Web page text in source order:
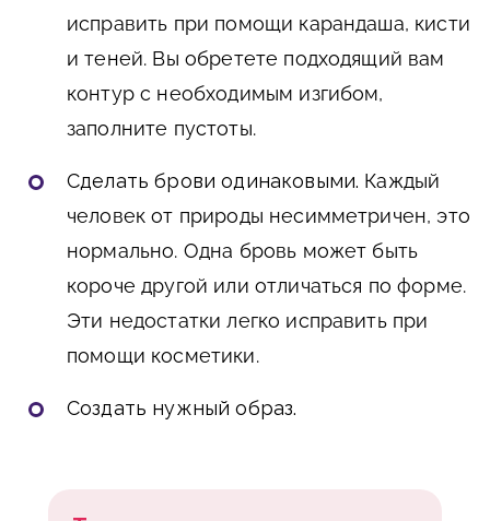
исправить при помощи карандаша, кисти
и теней. Вы обретете подходящий вам
контур с необходимым изгибом,
заполните пустоты.
Сделать брови одинаковыми. Каждый
человек от природы несимметричен, это
нормально. Одна бровь может быть
короче другой или отличаться по форме.
Эти недостатки легко исправить при
помощи косметики.
Создать нужный образ.